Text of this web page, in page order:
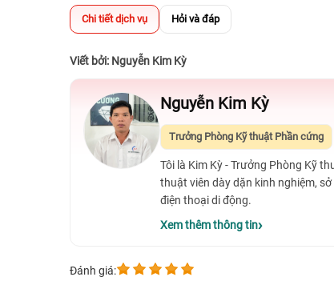
Chi tiết dịch vụ Hỏi và đáp
Viết bởi: Nguyễn Kim Kỳ
Nguyễn Kim Kỳ
Trưởng Phòng Kỹ thuật Phần cứng
Tôi là Kim Kỳ - Trưởng Phòng Kỹ
thuật viên dày dặn kinh nghiệm,
điện thoại di động.
Xem thêm thông tin
Đánh giá: